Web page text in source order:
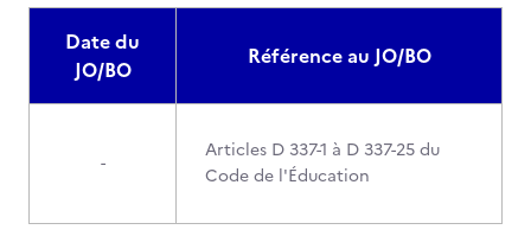
Date du
JO/BO
Référence au JO/BO
-
Articles D 337-1 à D 337-25 du
Code de l'Éducation